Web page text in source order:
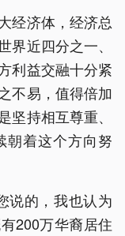
经济体，经济总
近四分之一、
利益交融十分紧
不易，值得倍加
持相互尊重、
朝着这个方向努
说的，我也认为
200万华裔居住